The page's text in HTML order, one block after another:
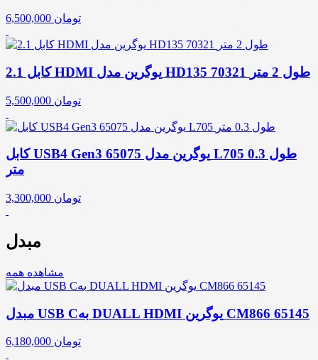
6,500,000 تومان
کابل 2.1 HDMI یوگرین مدل HD135 70321 طول 2 متر
5,500,000 تومان
کابل USB4 Gen3 یوگرین مدل 65075 L705 طول 0.3
متر
3,300,000 تومان
مبدل
مشاهده همه
مبدل USB Cبه DUALL HDMI یوگرین CM866 65145
6,180,000 تومان